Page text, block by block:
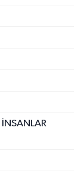
İNSANLAR